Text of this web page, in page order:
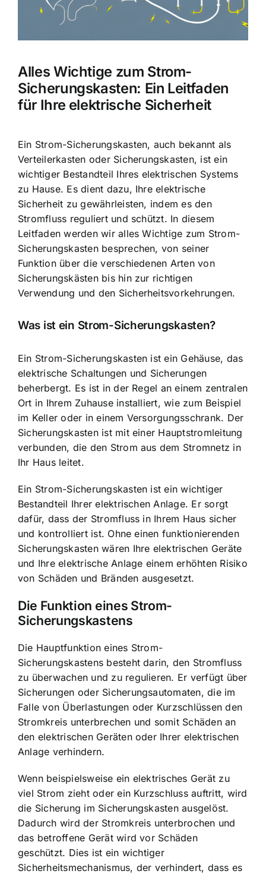
Alles Wichtige zum Strom-
Sicherungskasten: Ein Leitfaden
für Ihre elektrische Sicherheit
Ein Strom-Sicherungskasten, auch bekannt als
Verteilerkasten oder Sicherungskasten, ist ein
wichtiger Bestandteil Ihres elektrischen Systems
zu Hause. Es dient dazu, Ihre elektrische
Sicherheit zu gewährleisten, indem es den
Stromfluss reguliert und schützt. In diesem
Leitfaden werden wir alles Wichtige zum Strom-
Sicherungskasten besprechen, von seiner
Funktion über die verschiedenen Arten von
Sicherungskästen bis hin zur richtigen
Verwendung und den Sicherheitsvorkehrungen.
Was ist ein Strom-Sicherungskasten?
Ein Strom-Sicherungskasten ist ein Gehäuse, das
elektrische Schaltungen und Sicherungen
beherbergt. Es ist in der Regel an einem zentralen
Ort in Ihrem Zuhause installiert, wie zum Beispiel
im Keller oder in einem Versorgungsschrank. Der
Sicherungskasten ist mit einer Hauptstromleitung
verbunden, die den Strom aus dem Stromnetz in
Ihr Haus leitet.
Ein Strom-Sicherungskasten ist ein wichtiger
Bestandteil Ihrer elektrischen Anlage. Er sorgt
dafür, dass der Stromfluss in Ihrem Haus sicher
und kontrolliert ist. Ohne einen funktionierenden
Sicherungskasten wären Ihre elektrischen Geräte
und Ihre elektrische Anlage einem erhöhten Risiko
von Schäden und Bränden ausgesetzt.
Die Funktion eines Strom-
Sicherungskastens
Die Hauptfunktion eines Strom-
Sicherungskastens besteht darin, den Stromfluss
zu überwachen und zu regulieren. Er verfügt über
Sicherungen oder Sicherungsautomaten, die im
Falle von Überlastungen oder Kurzschlüssen den
Stromkreis unterbrechen und somit Schäden an
den elektrischen Geräten oder Ihrer elektrischen
Anlage verhindern.
Wenn beispielsweise ein elektrisches Gerät zu
viel Strom zieht oder ein Kurzschluss auftritt, wird
die Sicherung im Sicherungskasten ausgelöst.
Dadurch wird der Stromkreis unterbrochen und
das betroffene Gerät wird vor Schäden
geschützt. Dies ist ein wichtiger
Sicherheitsmechanismus, der verhindert, dass es